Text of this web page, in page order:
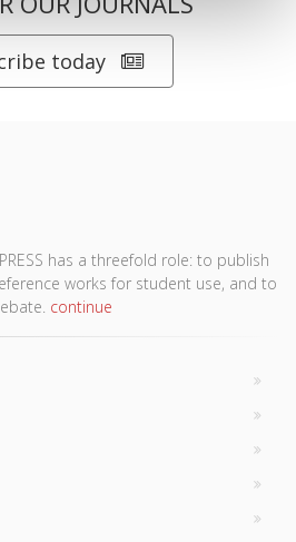
today
PRESS has a threefold role: to publish
works for student use, and to
continue